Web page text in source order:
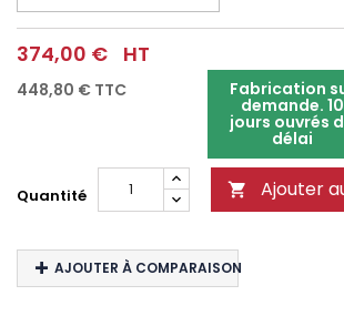
374,00 € HT
448,80 € TTC Fabrication
demande. 10
jours ouvrés
délai
Quantité  Ajouter
AJOUTER À COMPARAISON